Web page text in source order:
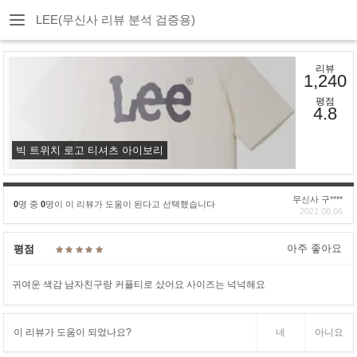
LEE(무신사 리뷰 분석 검증용)
빅 트위치 로고 티셔츠 아이보리
리뷰
1,240
평점
4.8
0명 중 0명이 이 리뷰가 도움이 된다고 선택했습니다
무신사 구****
2021.08.06
평점 아주 좋아요
귀여운 색감 남자친구랑 커플티로 샀어요 사이즈는 넉넉해요
이 리뷰가 도움이 되었나요? 네 아니요